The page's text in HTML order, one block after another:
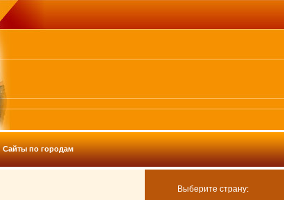
Сайты по городам
Выберите страну: